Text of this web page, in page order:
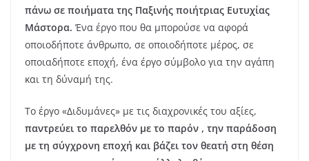
πάνω σε ποιήματα της Παξινής ποιήτριας Ευτυχίας
Μάστορα. Ένα έργο που θα μπορούσε να αφορά
οποιοδήποτε άνθρωπο, σε οποιοδήποτε μέρος, σε
οποιαδήποτε εποχή, ένα έργο σύμβολο για την αγάπη
και τη δύναμή της.
Το έργο «Διδυμάνες» με τις διαχρονικές του αξίες,
παντρεύει το παρελθόν με το παρόν , την παράδοση
με τη σύγχρονη εποχή και βάζει τον θεατή στη θέση